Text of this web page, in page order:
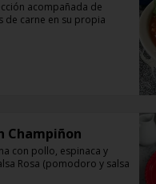
acompañada de
de carne en su propia
Champiñon
con pollo, espinaca y
Rosa (pomodoro y salsa